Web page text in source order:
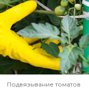
Подвязывание томатов